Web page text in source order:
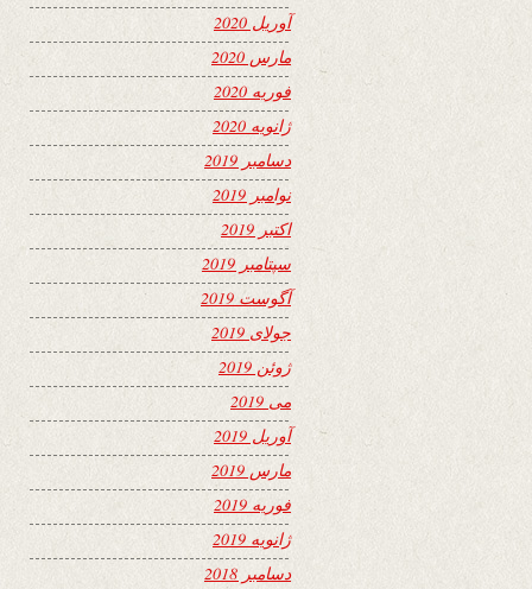
آوریل 2020
مارس 2020
فوریه 2020
ژانویه 2020
دسامبر 2019
نوامبر 2019
اکتبر 2019
سپتامبر 2019
آگوست 2019
جولای 2019
ژوئن 2019
می 2019
آوریل 2019
مارس 2019
فوریه 2019
ژانویه 2019
دسامبر 2018